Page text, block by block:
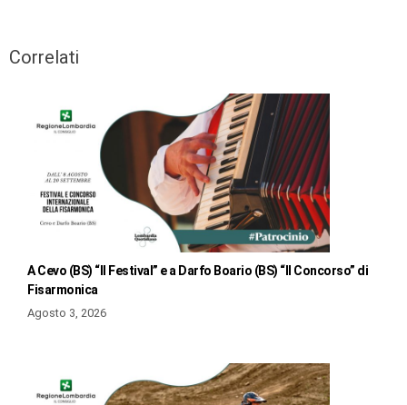
Correlati
A Cevo (BS) “Il Festival” e a Darfo Boario (BS) “Il Concorso” di
Fisarmonica
Agosto 3, 2026